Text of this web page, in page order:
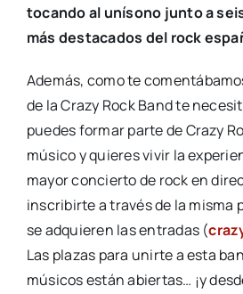
tocando al unísono junto a
más destacados del rock
Además, como te
de la Crazy Rock Band te
puedes formar parte de Crazy
músico y quieres vivir la
mayor concierto de rock en
inscribirte a través de la misma
se adquieren las entradas (
Las plazas para unirte a esta
músicos están abiertas… ¡y